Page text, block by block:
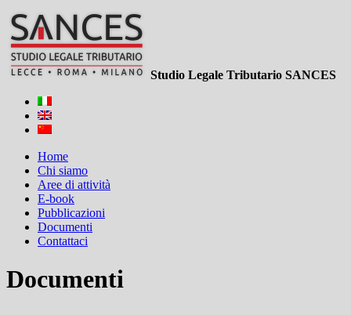
Studio Legale Tributario SANCES
Home
Chi siamo
Aree di attività
E-book
Pubblicazioni
Documenti
Contattaci
Documenti